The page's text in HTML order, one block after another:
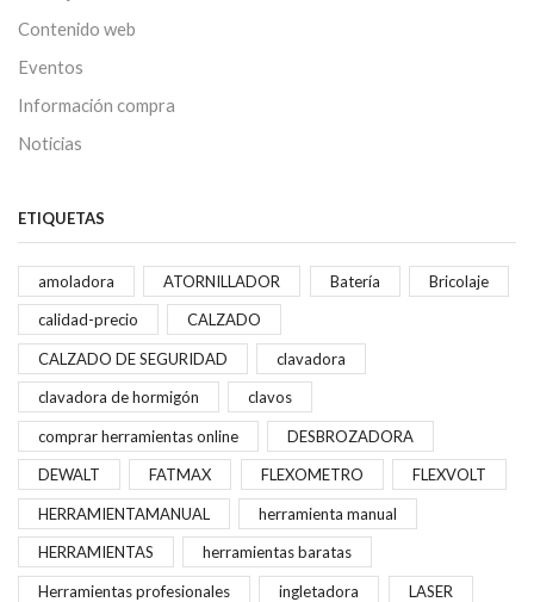
Contenido web
Eventos
Información compra
Noticias
ETIQUETAS
amoladora ATORNILLADOR Batería Bricolaje
calidad-precio CALZADO
CALZADO DE SEGURIDAD clavadora
clavadora de hormigón clavos
comprar herramientas online DESBROZADORA
DEWALT FATMAX FLEXOMETRO FLEXVOLT
HERRAMIENTAMANUAL herramienta manual
HERRAMIENTAS herramientas baratas
Herramientas profesionales ingletadora LASER